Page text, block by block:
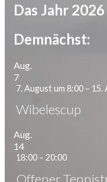
Das Jahr
Demnächst:
Aug.
7
7. August um 8:00 – 15.
Wibelescup
Aug.
14
18:00 – 20:00
Offener